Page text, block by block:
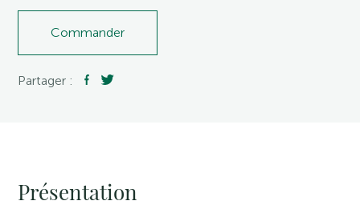
Commander
Partager :
Présentation